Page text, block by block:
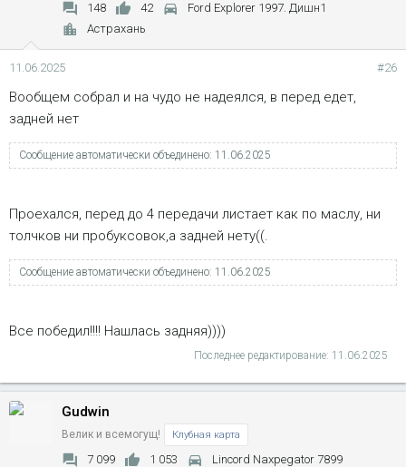
148 42
Ford Explorer 1997. Дишн1
Астрахань
11.06.2025 #26
Вообщем собрал и на чудо не надеялся, в перед едет,
задней нет
Сообщение автоматически объединено: 11.06.2025
Проехался, перед до 4 передачи листает как по маслу, ни
толчков ни пробуксовок,а задней нету((.
Сообщение автоматически объединено: 11.06.2025
Все победил!!!! Нашлась задняя))))
Последнее редактирование: 11.06.2025
Gudwin
Велик и всемогущ! Клубная карта
7 099 1 053
Lincord Naxpegator 7899